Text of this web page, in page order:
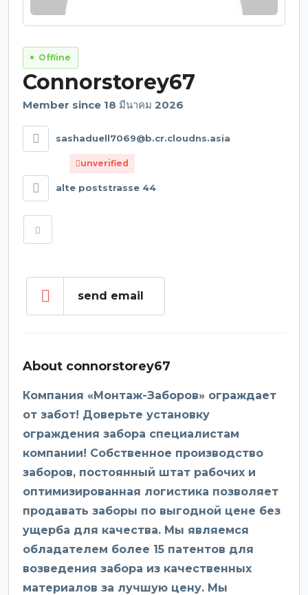
Offline
Connorstorey67
Member since 18 มีนาคม 2026
sashaduell7069@b.cr.cloudns.asia
unverified
alte poststrasse 44
send email
About connorstorey67
Компания «Монтаж-Заборов» ограждает
от забот! Доверьте установку
ограждения забора специалистам
компании! Собственное производство
заборов, постоянный штат рабочих и
оптимизированная логистика позволяет
продавать заборы по выгодной цене без
ущерба для качества. Мы являемся
обладателем более 15 патентов для
возведения забора из качественных
материалов за лучшую цену. Мы